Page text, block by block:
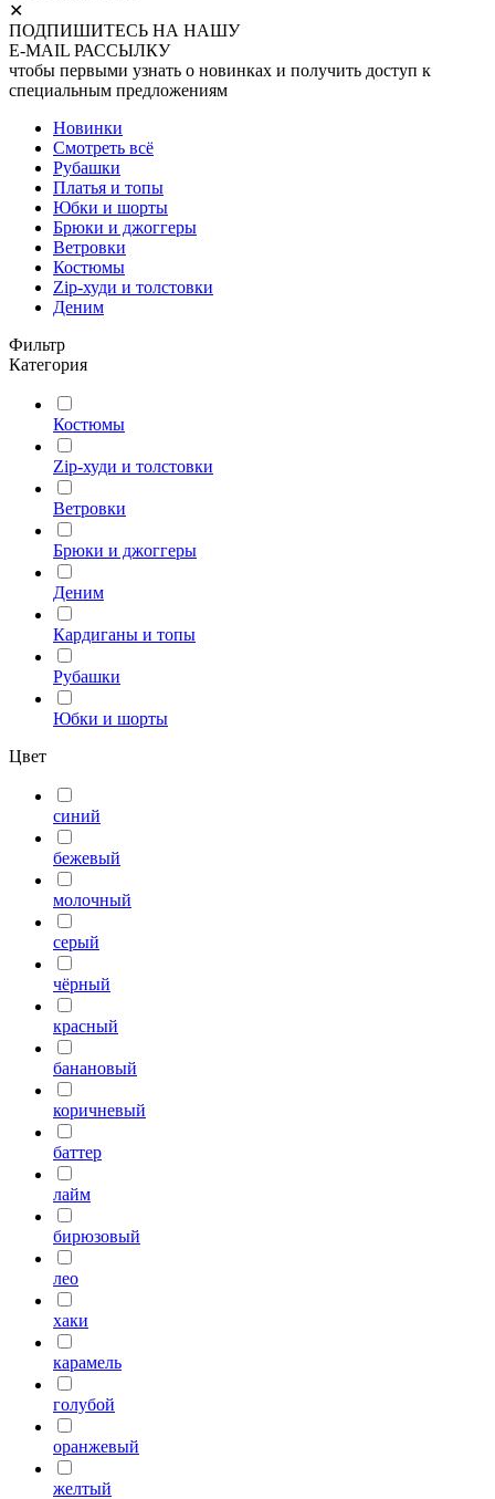
✕
ПОДПИШИТЕСЬ НА НАШУ
E-MAIL РАССЫЛКУ
чтобы первыми узнать о новинках и получить доступ к
специальным предложениям
Новинки
Смотреть всё
Рубашки
Платья и топы
Юбки и шорты
Брюки и джоггеры
Ветровки
Костюмы
Zip-худи и толстовки
Деним
Фильтр
Категория
Костюмы
Zip-худи и толстовки
Ветровки
Брюки и джоггеры
Деним
Кардиганы и топы
Рубашки
Юбки и шорты
Цвет
синий
бежевый
молочный
серый
чёрный
красный
банановый
коричневый
баттер
лайм
бирюзовый
лео
хаки
карамель
голубой
оранжевый
желтый